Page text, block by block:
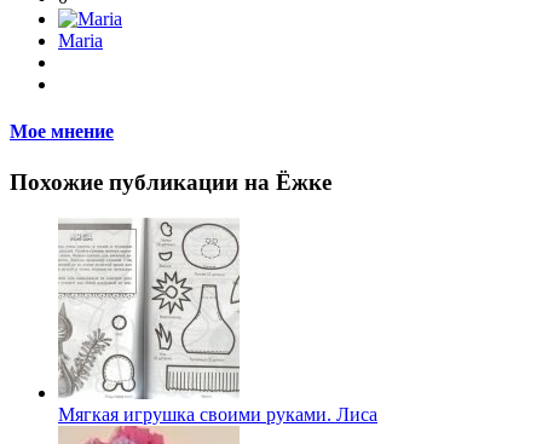
Maria
Мое мнение
Похожие публикации на Ёжке
Мягкая игрушка своими руками. Лиса